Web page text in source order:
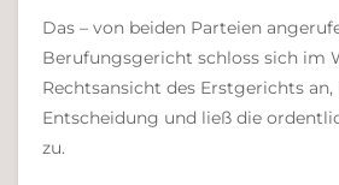
Das – von beiden Parteien
Berufungsgericht schloss sich im
Rechtsansicht des Erstgerichts
Entscheidung und ließ die
zu.